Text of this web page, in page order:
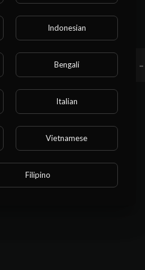
- Sem Cortes
Indonesian
Bengali
Italian
Vietnamese
Filipino